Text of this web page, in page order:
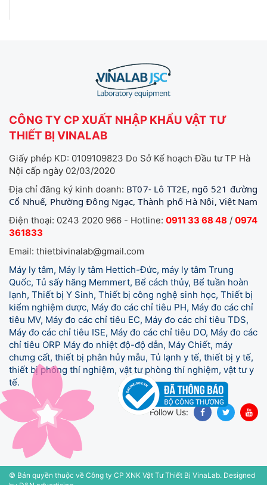
CÔNG TY CP XUẤT NHẬP KHẨU VẬT TƯ
THIẾT BỊ VINALAB
Giấy phép KD: 0109109823 Do Sở Kế hoạch Đầu tư TP Hà
Nội cấp ngày 02/03/2020
Địa chỉ đăng ký kinh doanh: BT07- Lô TT2E, ngõ 521 đường
Cổ Nhuế, Phường Đông Ngạc, Thành phố Hà Nội, Việt Nam
Điện thoại: 0243 2020 966 - Hotline: 0911 33 68 48 / 0974
361833
Email: thietbivinalab@gmail.com
Máy ly tâm, Máy ly tâm Hettich-Đức, máy ly tâm Trung
Quốc, Tủ sấy hãng Memmert, Bể cách thủy, Bể tuần hoàn
lạnh, Thiết bị Y Sinh, Thiết bị công nghệ sinh học, Thiết bị
kiểm nghiệm dược, Máy đo các chỉ tiêu PH, Máy đo các chỉ
tiêu MV, Máy đo các chỉ tiêu EC, Máy đo các chỉ tiêu TDS,
Máy đo các chỉ tiêu ISE, Máy đo các chỉ tiêu DO, Máy đo các
chỉ tiêu ORP Máy đo nhiệt độ-độ dẫn, Máy Chiết, máy
chưng cất, thiết bị phân hủy mẫu, Tủ lạnh y tế, thiết bị y tế,
thiết bị phòng thí nghiệm, vật tư phòng thí nghiệm, vật tư y
tế.
Follow Us:
© Bản quyền thuộc về Công ty CP XNK Vật Tư Thiết Bị VinaLab. Designed